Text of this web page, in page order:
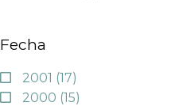
Fecha
2001 (17)
2000 (15)